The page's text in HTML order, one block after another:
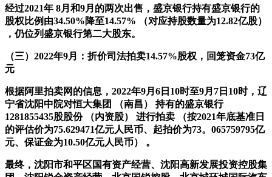
经过2021年 8月和9月的两次出售，盛京银行持有盛京银行的
股权比例由34.50%降至14.57% （对应持股数量为12.82亿股）
，仍位列盛京银行第二大股东。
（三）2022年9月：折价司法拍卖14.57%股权，回笼资金73亿
元
根据阿里拍卖网的信息，2022年9月6日10时至9月7日10时，辽
宁省沈阳中院对恒大集团 （南昌） 持有的盛京银行
1281855435股股份 （内资股） 进行拍卖 （按2021年底基准日
的评估价为75.629471亿元人民币、起拍价为73。065759795亿
元、保证金为10.50亿元人民币） 。
最终，沈阳市和平区国有资产经营、沈阳高新发展投资控股集